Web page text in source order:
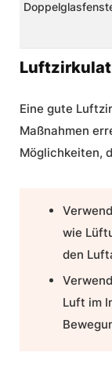
Eine gute
Maßnahmen
Möglichkeiten,
wie
den
Luft im